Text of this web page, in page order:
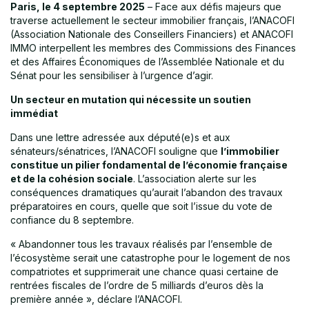
Paris, le 4 septembre 2025 – Face aux défis majeurs que
traverse actuellement le secteur immobilier français, l’ANACOFI
(Association Nationale des Conseillers Financiers) et ANACOFI
IMMO interpellent les membres des Commissions des Finances
et des Affaires Économiques de l’Assemblée Nationale et du
Sénat pour les sensibiliser à l’urgence d’agir.
Un secteur en mutation qui nécessite un soutien
immédiat
Dans une lettre adressée aux député(e)s et aux
sénateurs/sénatrices, l’ANACOFI souligne que l’immobilier
constitue un pilier fondamental de l’économie française
et de la cohésion sociale. L’association alerte sur les
conséquences dramatiques qu’aurait l’abandon des travaux
préparatoires en cours, quelle que soit l’issue du vote de
confiance du 8 septembre.
« Abandonner tous les travaux réalisés par l’ensemble de
l’écosystème serait une catastrophe pour le logement de nos
compatriotes et supprimerait une chance quasi certaine de
rentrées fiscales de l’ordre de 5 milliards d’euros dès la
première année », déclare l’ANACOFI.